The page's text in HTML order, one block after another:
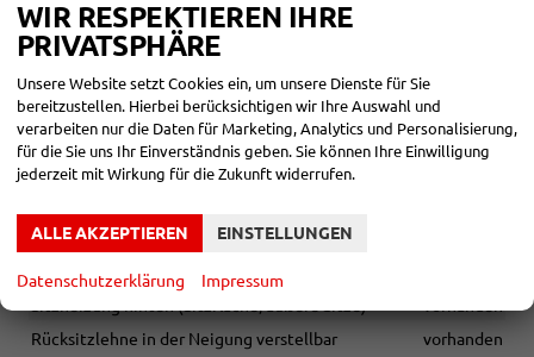
Apple CarPlay und Android Auto
6 Lautsprecher (2 Front-, 2 Hecklautsprecher, 2 Hochtöner
Taschen in den Rückenlehnen der Vordersitze
vorhanden
Fahrzeugaufbereitung inklusive
vorhanden
Fahrersitz 10-fach elektrisch einstellbar
Beifahrersitz 8-fach elektrisch einstellbar
Rücksitzlehne umklappbar im Verhältnis 40:20:40
Sitzheizung hinten (Sitzfläche, äußere Sitze)
vorhanden
Rücksitzlehne in der Neigung verstellbar
vorhanden
WIR RESPEKTIEREN IHRE
PRIVATSPHÄRE
Unsere Website setzt Cookies ein, um unsere Dienste für Sie
bereitzustellen. Hierbei berücksichtigen wir Ihre Auswahl und
verarbeiten nur die Daten für Marketing, Analytics und Personalisierung,
für die Sie uns Ihr Einverständnis geben. Sie können Ihre Einwilligung
jederzeit mit Wirkung für die Zukunft widerrufen.
ALLE AKZEPTIEREN EINSTELLUNGEN
Datenschutzerklärung Impressum